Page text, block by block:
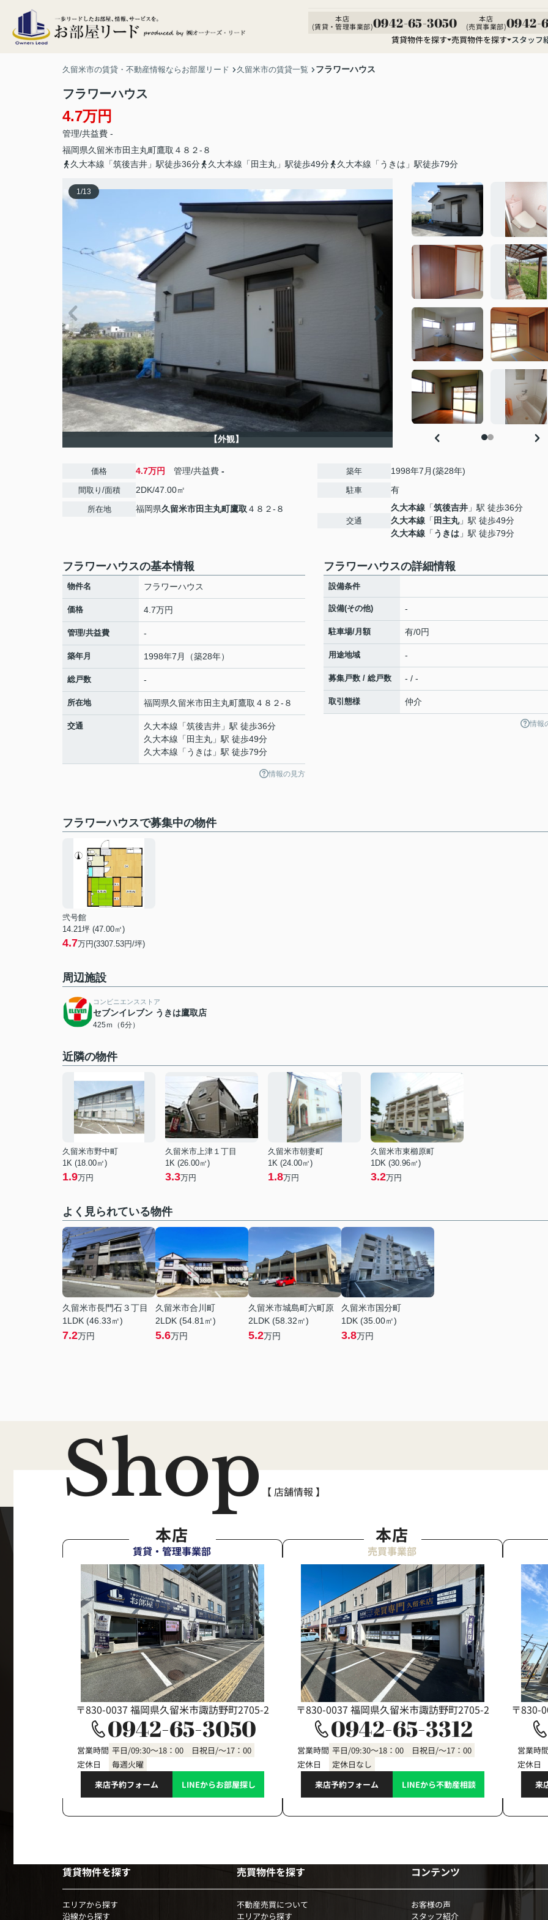
本店
(賃貸・管理事業部)0942-65-3050
本店
(売買事業部)0942-
賃貸物件を探す 売買物件を探す スタッフ
久留米市の賃貸・不動産情報ならお部屋リード 久留米市の賃貸一覧 フラワーハウス
フラワーハウス
4.7万円
管理/共益費 -
福岡県久留米市田主丸町鷹取 ４８２-８
久大本線「筑後吉井」駅徒歩36分
久大本線「田主丸」駅徒歩49分 久大本線「うきは」駅徒歩79分
1/13
【外観】
価格 4.7万円 管理/共益費 -
間取り/面積 2DK/47.00㎡
所在地 福岡県久留米市田主丸町鷹取 ４８２-８
築年 1998年7月(築28年)
駐車 有
交通
久大本線 「筑後吉井 」駅 徒歩36分
久大本線 「 田主丸」駅 徒歩49分
久大本線 「 うきは 」駅 徒歩79分
フラワーハウスの基本情報
物件名 フラワーハウス
価格 4.7万円
管理/共益費 -
築年月 1998年7月（築28年）
総戸数 -
所在地 福岡県久留米市田主丸町鷹取 ４８２-８
交通 久大本線 「筑後吉井 」駅 徒歩36分
久大本線 「 田主丸 」駅 徒歩49分
久大本線 「 うきは 」駅 徒歩79分
情報の見方
フラワーハウスの詳細情報
設備条件
設備(その他) -
駐車場/月額 有/0円
用途地域 -
募集戸数 / 総戸数 - / -
取引態様 仲介
情報
フラワーハウスで募集中の物件
弐号館
14.21坪 (47.00㎡)
4.7万円(3307.53円/坪)
周辺施設
コンビニエンスストア
セブンイレブン うきは鷹取店
425ｍ（6分）
近隣の物件
久留米市野中町
1K (18.00㎡)
1.9万円
久留米市上津１丁目
1K (26.00㎡)
3.3万円
久留米市朝妻町
1K (24.00㎡)
1.8万円
久留米市東櫛原町
1DK (30.96㎡)
3.2万円
よく見られている物件
久留米市長門石３丁目
1LDK (46.33㎡)
7.2万円
久留米市合川町
2LDK (54.81㎡)
5.6万円
久留米市城島町六町原
2LDK (58.32㎡)
5.2万円
久留米市国分町
1DK (35.00㎡)
3.8万円
Shop 【 店舗情報 】
本店
賃貸・管理事業部
〒830-0037 福岡県久留米市諏訪野町2705-2
0942-65-3050
営業時間 平日/09:30～18：00 日祝日/～17：00
定休日
毎週火曜
来店予約フォーム
LINEからお部屋探し
本店
売買事業部
〒830-0037 福岡県久留米市諏訪野町2705-2
0942-65-3312
営業時間 平日/09:30～18：00 日祝日/～17：00
定休日
定休日なし
来店予約フォーム
LINEから不動産相談
〒830-
営業時
定休日
来
賃貸物件を探す
エリアから探す
沿線から探す
売買物件を探す
不動産売買について
エリアから探す
コンテンツ
お客様の声
スタッフ紹介